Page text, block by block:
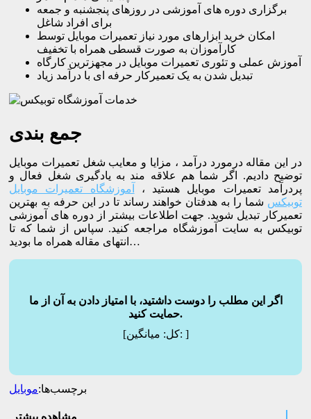
برگزاری دوره های آموزشی در روزهای پنجشنبه و جمعه
برای افراد شاغل
امکان خرید ابزارهای مورد نیاز تعمیرات موبایل توسط
کارآموزان به صورت قسطی همراه با تخفیف
آموزش عملی و تئوری تعمیرات موبایل در مجهزترین کارگاه
تبدیل شدن به یک تعمیرکار حرفه ای با درآمد زیاد
جمع بندی
در این مقاله درمورد درآمد ، مزایا و معایب شغل تعمیرات موبایل
توضیح دادیم. اگر شما هم علاقه مند به یادگیری شغل فعال و
پردرآمد تعمیرات موبایل هستید ،
آموزشگاه تعمیرات موبایل
توبیکس شما را به هدفتان خواهند رساند تا در این حرفه به بهترین
تعمیرکار تبدیل شوید. جهت اطلاعات بیشتر از دوره های آموزشی
توبیکس به سایت آموزشگاه مراجعه کنید. سپاس از شما که تا
انتهای مقاله همراه ما بودید…
اگر این مطلب را دوست داشتید، با امتیاز دادن به آن از ما
حمایت کنید.
[کل:میانگین: ]
برچسب‌ها:موبایل
مشاهده بیشتر